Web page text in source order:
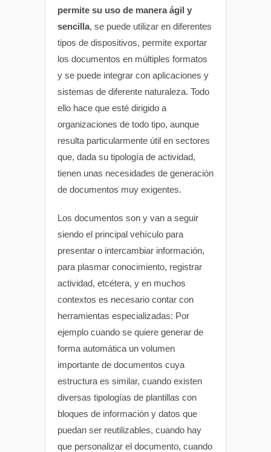
permite su uso de manera ágil y
sencilla, se puede utilizar en diferentes
tipos de dispositivos, permite exportar
los documentos en múltiples formatos
y se puede integrar con aplicaciones y
sistemas de diferente naturaleza. Todo
ello hace que esté dirigido a
organizaciones de todo tipo, aunque
resulta particularmente útil en sectores
que, dada su tipología de actividad,
tienen unas necesidades de generación
de documentos muy exigentes.
Los documentos son y van a seguir
siendo el principal vehículo para
presentar o intercambiar información,
para plasmar conocimiento, registrar
actividad, etcétera, y en muchos
contextos es necesario contar con
herramientas especializadas: Por
ejemplo cuando se quiere generar de
forma automática un volumen
importante de documentos cuya
estructura es similar, cuando existen
diversas tipologías de plantillas con
bloques de información y datos que
puedan ser reutilizables, cuando hay
que personalizar el documento, cuando